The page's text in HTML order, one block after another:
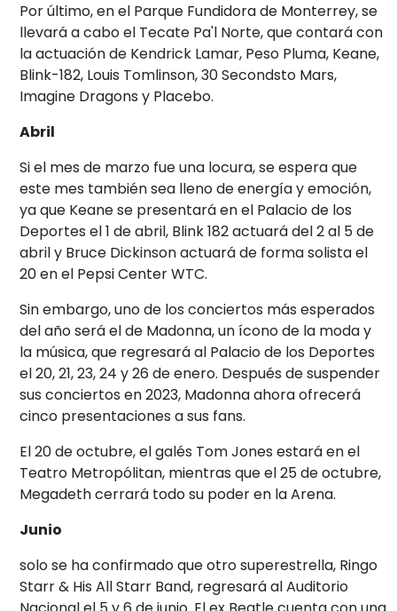
Por último, en el Parque Fundidora de Monterrey, se
llevará a cabo el Tecate Pa'l Norte, que contará con
la actuación de Kendrick Lamar, Peso Pluma, Keane,
Blink-182, Louis Tomlinson, 30 Secondsto Mars,
Imagine Dragons y Placebo.
Abril
Si el mes de marzo fue una locura, se espera que
este mes también sea lleno de energía y emoción,
ya que Keane se presentará en el Palacio de los
Deportes el 1 de abril, Blink 182 actuará del 2 al 5 de
abril y Bruce Dickinson actuará de forma solista el
20 en el Pepsi Center WTC.
Sin embargo, uno de los conciertos más esperados
del año será el de Madonna, un ícono de la moda y
la música, que regresará al Palacio de los Deportes
el 20, 21, 23, 24 y 26 de enero. Después de suspender
sus conciertos en 2023, Madonna ahora ofrecerá
cinco presentaciones a sus fans.
El 20 de octubre, el galés Tom Jones estará en el
Teatro Metropólitan, mientras que el 25 de octubre,
Megadeth cerrará todo su poder en la Arena.
Junio
solo se ha confirmado que otro superestrella, Ringo
Starr & His All Starr Band, regresará al Auditorio